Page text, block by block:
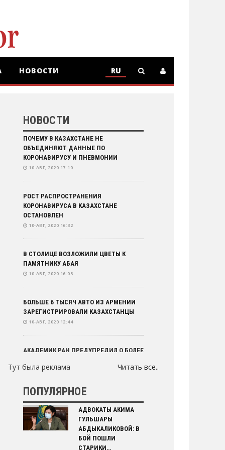
НОВОСТИ
RU
НОВОСТИ
ПОЧЕМУ В КАЗАХСТАНЕ НЕ
ОБЪЕДИНЯЮТ ДАННЫЕ ПО
КОРОНАВИРУСУ И ПНЕВМОНИИ
10-АВГ, 2020 17:10
РОСТ РАСПРОСТРАНЕНИЯ
КОРОНАВИРУСА В КАЗАХСТАНЕ
ОСТАНОВЛЕН
10-АВГ, 2020 16:32
В СТОЛИЦЕ ВОЗЛОЖИЛИ ЦВЕТЫ К
ПАМЯТНИКУ АБАЯ
10-АВГ, 2020 16:05
БОЛЬШЕ 6 ТЫСЯЧ АВТО ИЗ АРМЕНИИ
ЗАРЕГИСТРИРОВАЛИ КАЗАХСТАНЦЫ
10-АВГ, 2020 12:44
АКАДЕМИК РАН ПРЕДУПРЕДИЛ О БОЛЕЕ
ОСЕНЬЮ
ДАННЫЕ ЭКЗИТ-ПОЛОВ: ЛУКАШЕНКО
НАБРАЛ ОКОЛО 80%; В МИНСКЕ И
ДРУГИХ ГОРОДАХ
Читать все..
Тут была реклама
ПОПУЛЯРНОЕ
АДВОКАТЫ АКИМА
ГУЛЬШАРЫ
АБДЫКАЛИКОВОЙ: В
БОЙ ПОШЛИ
СТАРИКИ…